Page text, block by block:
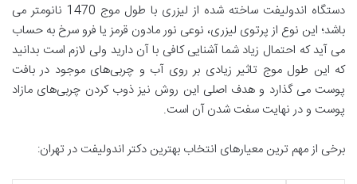
دستگاه اندولیفت ساخته شده از لیزری با طول موج 1470 نانومتر می
باشد؛ این نوع از پرتوی لیزری، نوعی نور مادون قرمز یا فرو سرخ به حساب
می آید که احتمال زیاد شما آشنایی کافی با آن دارید ولی لازم است بدانید
که این طول موج تاثیر زیادی بر روی آب و چربی‌های موجود در بافت
پوست می گذارد و هدف اصلی این روش نیز ذوب کردن چربی‌های مازاد
پوست و در نهایت سفت شدن آن است.
برخی از مهم ترین معیارهای انتخاب بهترین دکتر اندولیفت در تهران: